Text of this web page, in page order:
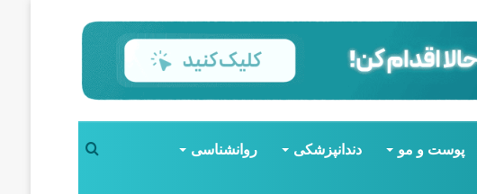
پوست و مو دندانپزشکی روانشناسی جستجو